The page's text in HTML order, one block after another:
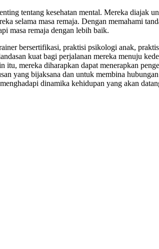
tentang kesehatan mental. Mereka diajak
selama masa remaja. Dengan memahami
masa remaja dengan lebih baik.
bersertifikasi, praktisi psikologi anak,
kuat bagi perjalanan mereka menuju
itu, mereka diharapkan dapat menerapkan
yang bijaksana dan untuk membina
dinamika kehidupan yang akan